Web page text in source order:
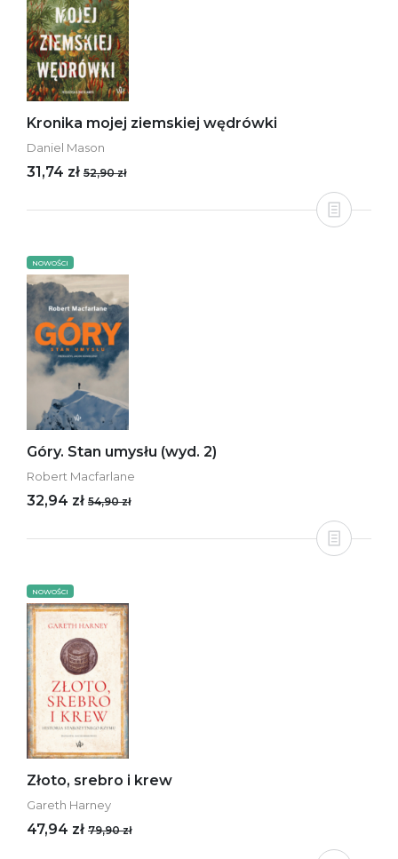
Kronika mojej ziemskiej wędrówki
Daniel Mason
31,74 zł 52,90 zł
NOWOŚCI
Góry. Stan umysłu (wyd. 2)
Robert Macfarlane
32,94 zł 54,90 zł
NOWOŚCI
Złoto, srebro i krew
Gareth Harney
47,94 zł 79,90 zł